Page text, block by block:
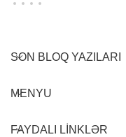
SON BLOQ YAZILARI
MENYU
FAYDALI LINKLƏR